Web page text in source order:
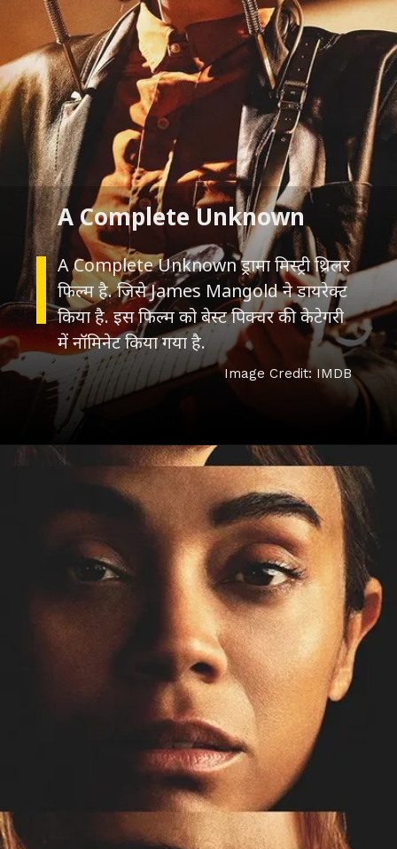
A Complete Unknown ड्रामा मिस्ट्री थ्रिलर
फिल्म है. जिसे James Mangold ने डायरेक्ट
किया है. इस फिल्म को बेस्ट पिक्चर की केटेगरी
में नॉमिनेट किया गया है.
A Complete Unknown
Image Credit: IMDB